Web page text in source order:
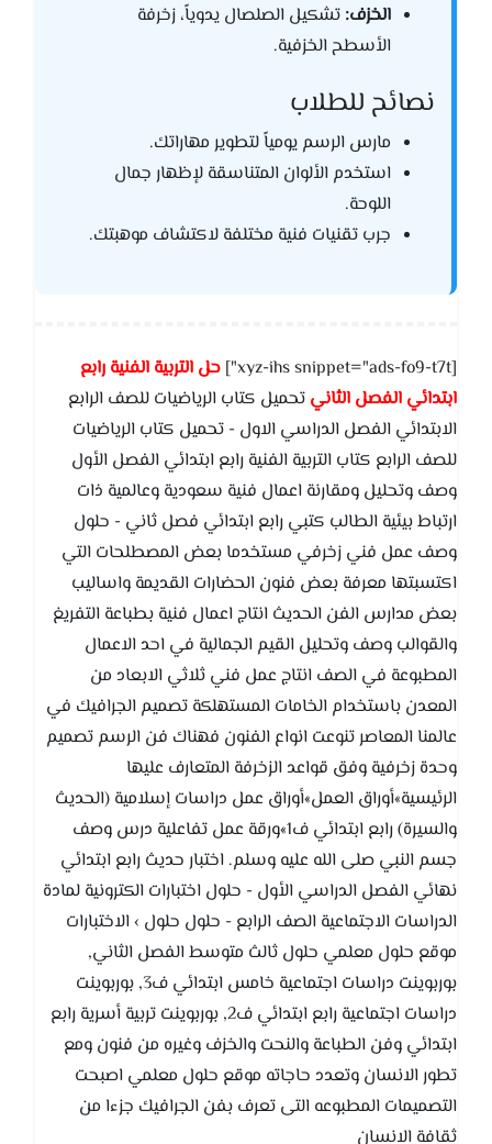
الخزف: تشكيل الصلصال يدوياً، زخرفة
الأسطح الخزفية.
نصائح للطلاب
مارس الرسم يومياً لتطوير مهاراتك.
استخدم الألوان المتناسقة لإظهار جمال
اللوحة.
جرب تقنيات فنية مختلفة لاكتشاف موهبتك.
[xyz-ihs snippet="ads-fo9-t7t"]
حل التربية الفنية رابع
ابتدائي الفصل الثاني تحميل كتاب الرياضيات للصف الرابع
الابتدائي الفصل الدراسي الاول - تحميل كتاب الرياضيات
للصف الرابع كتاب التربية الفنية رابع ابتدائي الفصل الأول
وصف وتحليل ومقارنة اعمال فنية سعودية وعالمية ذات
ارتباط بيئية الطالب كتبي رابع ابتدائي فصل ثاني - حلول
وصف عمل فني زخرفي مستخدما بعض المصطلحات التي
اكتسبتها معرفة بعض فنون الحضارات القديمة واساليب
بعض مدارس الفن الحديث انتاج اعمال فنية بطباعة التفريغ
والقوالب وصف وتحليل القيم الجمالية في احد الاعمال
المطبوعة في الصف انتاج عمل فني ثلاثي الابعاد من
المعدن باستخدام الخامات المستهلكة تصميم الجرافيك في
عالمنا المعاصر تنوعت انواع الفنون فهناك فن الرسم تصميم
وحدة زخرفية وفق قواعد الزخرفة المتعارف عليها
الرئيسية»أوراق العمل»أوراق عمل دراسات إسلامية (الحديث
والسيرة) رابع ابتدائي ف1»ورقة عمل تفاعلية درس وصف
جسم النبي صلى الله عليه وسلم. اختبار حديث رابع ابتدائي
نهائي الفصل الدراسي الأول - حلول اختبارات الكترونية لمادة
الدراسات الاجتماعية الصف الرابع - حلول حلول › الاختبارات
موقع حلول معلمي حلول ثالث متوسط الفصل الثاني,
بوربوينت دراسات اجتماعية خامس ابتدائي ف3, بوربوينت
دراسات اجتماعية رابع ابتدائي ف2, بوربوينت تربية أسرية رابع
ابتدائي وفن الطباعة والنحت والخزف وغيره من فنون ومع
تطور الانسان وتعدد حاجاته موقع حلول معلمي اصبحت
التصميمات المطبوعه التى تعرف بفن الجرافيك جزءا من
ثقافة الانسان